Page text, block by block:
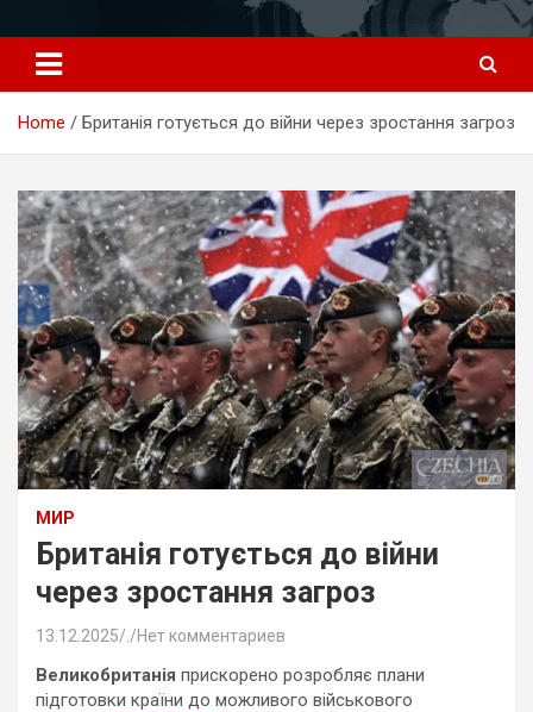
к
содержимому
Home Британія готується до війни через зростання загроз
МИР
Британія готується до війни
через зростання загроз
13.12.2025 Нет комментариев
Великобританія прискорено розробляє плани
підготовки країни до можливого військового